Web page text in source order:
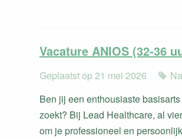
Vacature ANIOS (32-36
Geplaatst op 21 mei 2026
Ben jij een enthousiaste
zoekt? Bij Lead Healthcare, al
om je professioneel en